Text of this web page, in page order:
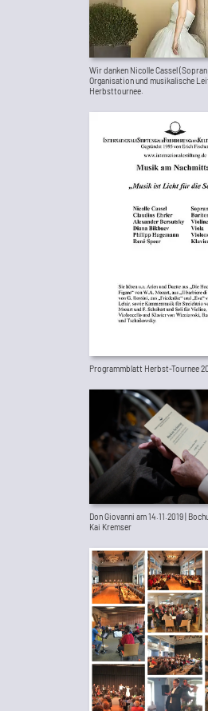
Wir danken Nicolle Cassel
Organisation und musikalische
Herbsttournee.
Programmblatt Herbst-Tournee
Don Giovanni am 14.11.2019 |
Kai Kremser